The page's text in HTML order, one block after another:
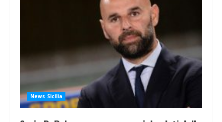
News Sicilia